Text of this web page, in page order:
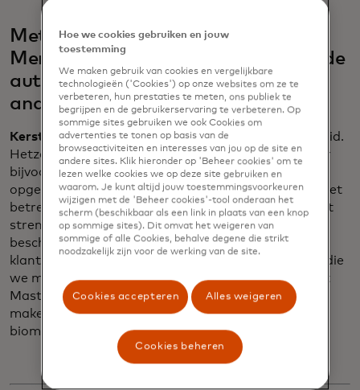
Met welke uitdagingen werd
Mercedes-Benz geconfronteerd bij de
authenticatie van betalingen en
andere digitale apparaten?
Kersten:Onze auto's staan bekend om hun veiligheid.
Hetzelfde geldt voor onze betalingen. We zorgen er
bijvoorbeeld voor dat kaartgegevens veilig worden
opgeslagen en we voldoen aan alle voorschriften met
betrekking tot betalingsauthenticatie. Europa heeft
strenge regels voor klantauthenticatie, die de klant
beschermen, maar niet bedoeld zijn om de
klantervaring te verbeteren. Dat was de uitdaging die
we moesten overwinnen en we werkten samen met
Mastercard om de authenticatie gemakkelijker te
maken. Dankzij onze samenwerking kunnen we nu
biometrische authenticatie in de auto aanbieden.
Hoe we cookies gebruiken en jouw
toestemming
We maken gebruik van cookies en vergelijkbare
technologieën ('Cookies') op onze websites om ze te
verbeteren, hun prestaties te meten, ons publiek te
begrijpen en de gebruikerservaring te verbeteren. Op
sommige sites gebruiken we ook Cookies om
advertenties te tonen op basis van de
browseactiviteiten en interesses van jou op de site en
andere sites. Klik hieronder op 'Beheer cookies' om te
lezen welke cookies we op deze site gebruiken en
waarom. Je kunt altijd jouw toestemmingsvoorkeuren
wijzigen met de 'Beheer cookies'-tool onderaan het
scherm (beschikbaar als een link in plaats van een knop
op sommige sites). Dit omvat het weigeren van
sommige of alle Cookies, behalve degene die strikt
noodzakelijk zijn voor de werking van de site.
Cookies accepteren Alles weigeren
Cookies beheren